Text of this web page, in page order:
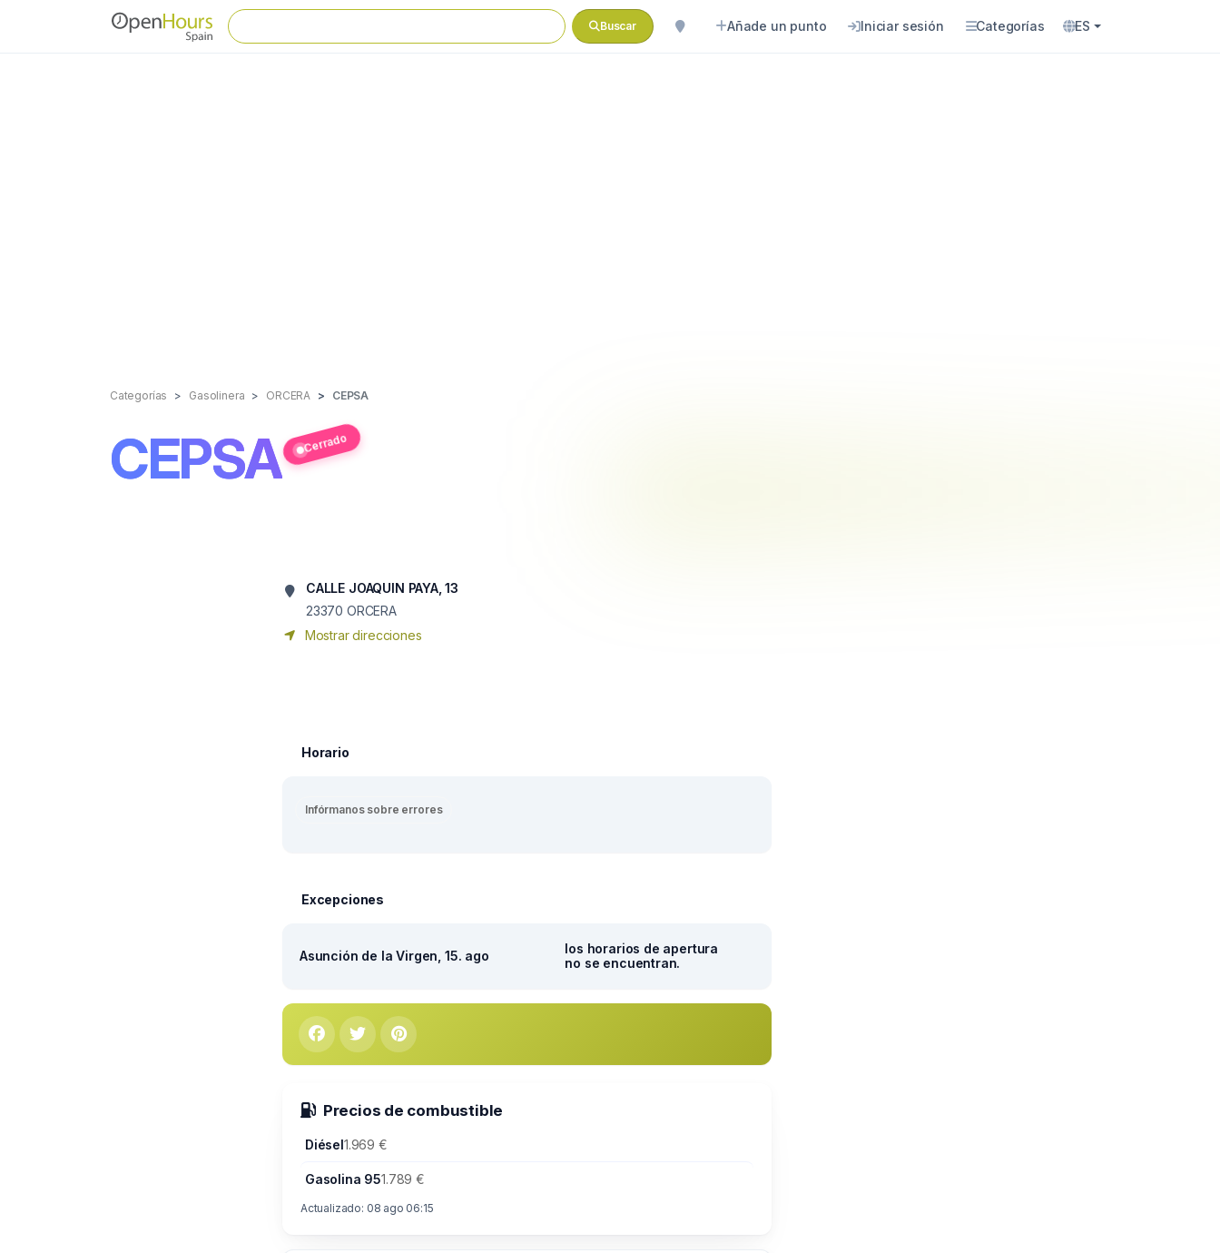
Buscar Añade un punto Iniciar sesión Categorías ES
Categorías Gasolinera ORCERA CEPSA
CEPSA Cerrado
CALLE JOAQUIN PAYA, 13
23370 ORCERA
Mostrar direcciones
Horario
Infórmanos sobre errores
Excepciones
Asunción de la Virgen, 15. ago
los horarios de apertura
no se encuentran.
Precios de combustible
Diésel1.969 €
Gasolina 951.789 €
Actualizado: 08 ago 06:15